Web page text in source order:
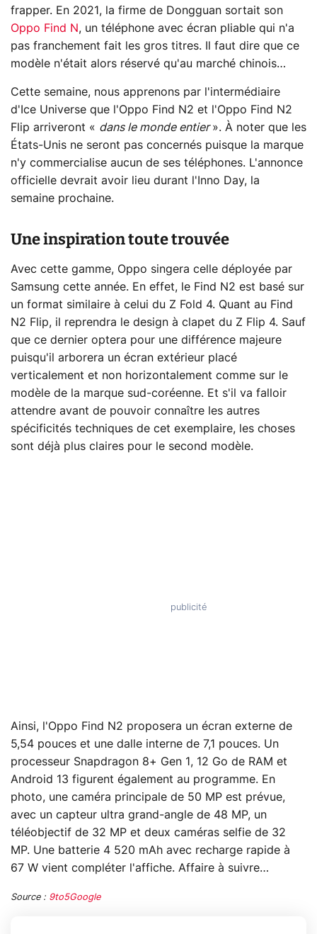
frapper. En 2021, la firme de Dongguan sortait son
Oppo Find N, un téléphone avec écran pliable qui n'a
pas franchement fait les gros titres. Il faut dire que ce
modèle n'était alors réservé qu'au marché chinois…
Cette semaine, nous apprenons par l'intermédiaire
d'Ice Universe que l'Oppo Find N2 et l'Oppo Find N2
Flip arriveront « dans le monde entier». À noter que les
États-Unis ne seront pas concernés puisque la marque
n'y commercialise aucun de ses téléphones. L'annonce
officielle devrait avoir lieu durant l'Inno Day, la
semaine prochaine.
Une inspiration toute trouvée
Avec cette gamme, Oppo singera celle déployée par
Samsung cette année. En effet, le Find N2 est basé sur
un format similaire à celui du Z Fold 4. Quant au Find
N2 Flip, il reprendra le design à clapet du Z Flip 4. Sauf
que ce dernier optera pour une différence majeure
puisqu'il arborera un écran extérieur placé
verticalement et non horizontalement comme sur le
modèle de la marque sud-coréenne. Et s'il va falloir
attendre avant de pouvoir connaître les autres
spécificités techniques de cet exemplaire, les choses
sont déjà plus claires pour le second modèle.
Ainsi, l'Oppo Find N2 proposera un écran externe de
5,54 pouces et une dalle interne de 7,1 pouces. Un
processeur Snapdragon 8+ Gen 1, 12 Go de RAM et
Android 13 figurent également au programme. En
photo, une caméra principale de 50 MP est prévue,
avec un capteur ultra grand-angle de 48 MP, un
téléobjectif de 32 MP et deux caméras selfie de 32
MP. Une batterie 4 520 mAh avec recharge rapide à
67 W vient compléter l'affiche. Affaire à suivre…
Source : 9to5Google